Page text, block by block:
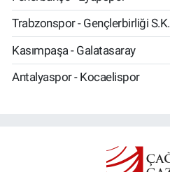
Trabzonspor - Gençlerbirliği S.K.
Kasımpaşa - Galatasaray
Antalyaspor - Kocaelispor